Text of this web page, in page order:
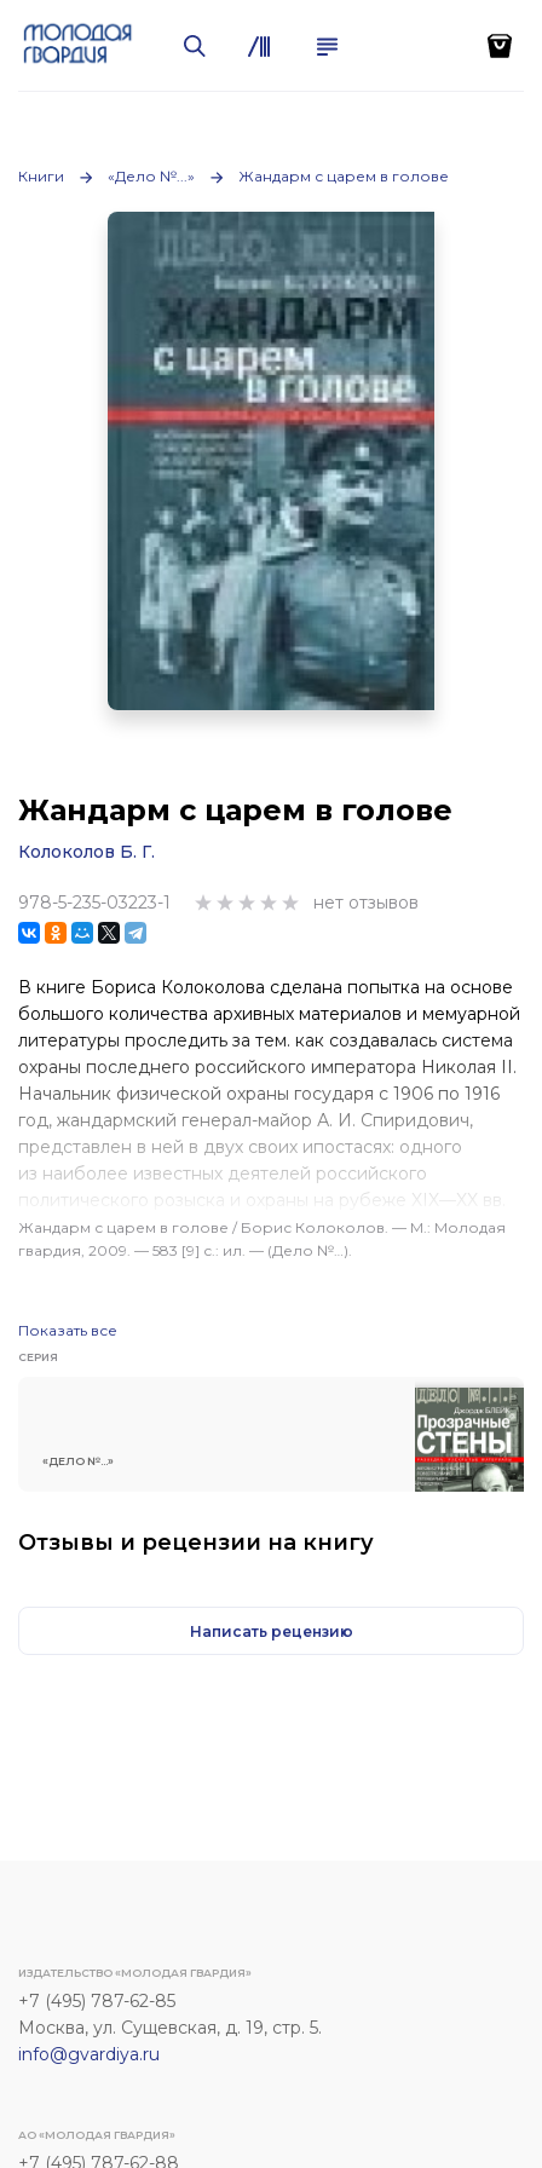
Книги «Дело №...» Жандарм с царем в голове
Жандарм с царем в голове
Колоколов Б. Г.
978-5-235-03223-1 нет отзывов
В книге Бориса Колоколова сделана попытка на основе
большого количества архивных материалов и мемуарной
литературы проследить за тем. как создавалась система
охраны последнего российского императора Николая II.
Начальник физической охраны государя с 1906 по 1916
год, жандармский генерал-майор А. И. Спиридович,
представлен в ней в двух своих ипостасях: одного
из наиболее известных деятелей российского
политического розыска и охраны на рубеже XIX—XX вв.
еков и летописца русского революционного движения
той эпохи, опубликовавшего в дореволюционное
России. Все это позволило автору не только нарисовать
яркий образ жандармского генерала-историка,
но и достоверно изобразить атмосферу того далекого
Жандарм с царем в голове / Борис Колоколов. — М.: Молодая
гвардия, 2009. — 583 [9] с.: ил. — (Дело №…).
Показать все
СЕРИЯ
«ДЕЛО №...»
Отзывы и рецензии на книгу
Написать рецензию
ИЗДАТЕЛЬСТВО «МОЛОДАЯ ГВАРДИЯ»
+7 (495) 787-62-85
Москва, ул. Сущевская, д. 19, стр. 5.
info@gvardiya.ru
АО «МОЛОДАЯ ГВАРДИЯ»
+7 (495) 787-62-88